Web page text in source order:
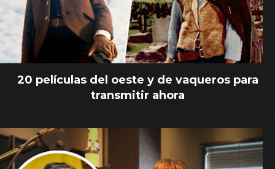
20 películas del oeste y de vaqueros para
transmitir ahora